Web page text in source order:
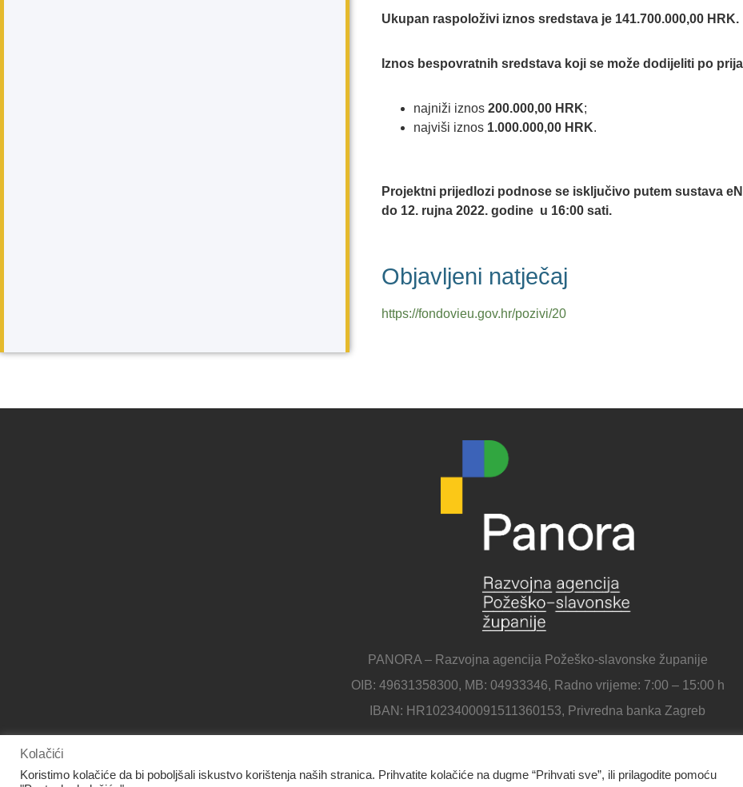
Ukupan raspoloživi iznos sredstava je 141.700.000,00 HRK.
Iznos bespovratnih sredstava koji se može dodijeliti po
najniži iznos200.000,00 HRK;
najviši iznos 1.000.000,00 HRK.
Projektni prijedlozi podnose se isključivo putem sustava
do 12. rujna 2022. godine u 16:00 sati.
Objavljeni natječaj
https://fondovieu.gov.hr/pozivi/20
PANORA – Razvojna agencija Požeško-slavonske županije
OIB: 49631358300, MB: 04933346, Radno vrijeme: 7:00 – 15:00 h
IBAN: HR1023400091511360153, Privredna banka Zagreb
www.facebook.com/panora.hr/ Panora - Razvojna agencija Požeško-slavonske županije
Kolačići
Koristimo kolačiće da bi poboljšali iskustvo korištenja naših stranica. Prihvatite kolačiće na dugme “Prihvati sve”, ili prilagodite pomoću